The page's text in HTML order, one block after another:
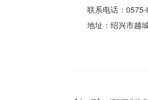
联系电话：
地址：绍兴市越